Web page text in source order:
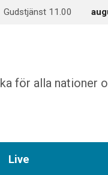
Gudstjänst 11.00
för alla nationer
Live